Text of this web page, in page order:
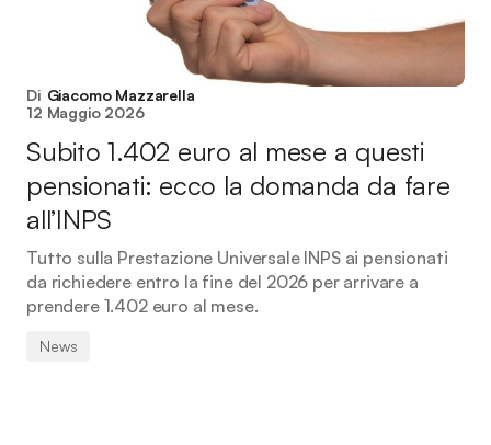
Di Giacomo Mazzarella
12 Maggio 2026
Subito 1.402 euro al mese a questi
pensionati: ecco la domanda da fare
all’INPS
Tutto sulla Prestazione Universale INPS ai pensionati
da richiedere entro la fine del 2026 per arrivare a
prendere 1.402 euro al mese.
News